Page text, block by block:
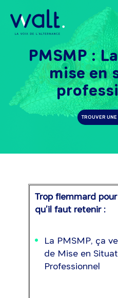
PMSMP :
mise en
TROUVER
Trop flemmard
qu’il faut retenir :
La PMSMP, ça
de Mise en
Professionnel